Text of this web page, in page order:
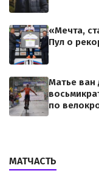
«Мечта,
Пул о
Матье ван
по
МАТЧАСТЬ